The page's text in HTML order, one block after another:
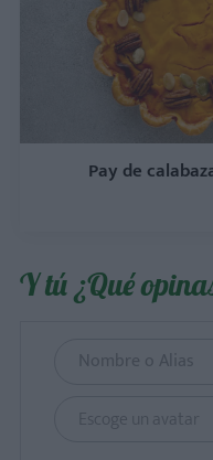
Pay de
Y tú ¿Qué
Escoge un avatar